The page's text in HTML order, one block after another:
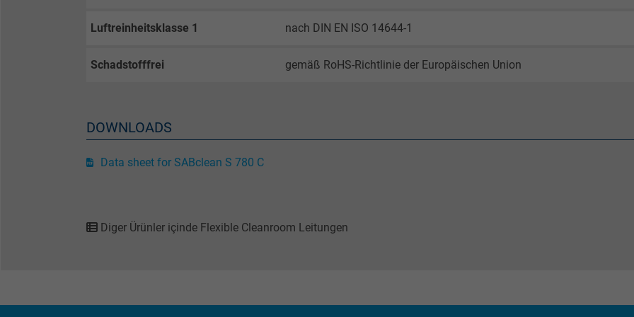
_gid, Google Analytics
Vendor Google LLC
Purpose
Generates statistical data on how the
Google cookie for website analysis.
Luftreinheitsklasse 1 nach DIN EN ISO 14644-1
Schadstofffrei gemäß RoHS-Richtlinie der Europäischen Union
DOWNLOADS
Data sheet for SABclean S 780 C
Diger Ürünler içinde Flexible Cleanroom Leitungen